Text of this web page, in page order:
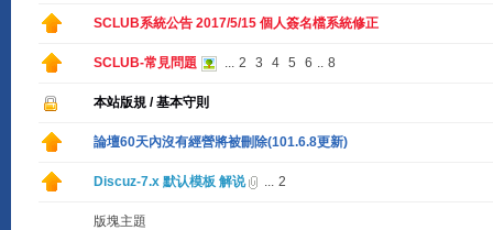
SCLUB系統公告 2017/5/15 個人簽名檔系統修正
SCLUB-常見問題 ... 2 3 4 5 6 .. 8
本站版規 / 基本守則
論壇60天內沒有經營將被刪除(101.6.8更新)
Discuz-7.x 默认模板 解说 ... 2
版塊主題